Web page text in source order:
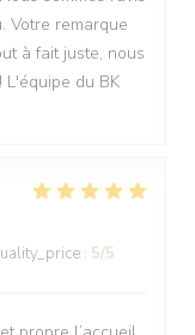
Votre remarque
à fait juste, nous
du BK
: 5/5